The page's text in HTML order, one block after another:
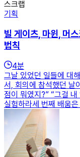
스크랩
기획
빌 게이츠, 마윈, 머
법칙
4분
그날 있었던 일들에 대
서, 회의에 참석했던 날
점이 뭐였지?” “그걸
실험하라세 번째 배움